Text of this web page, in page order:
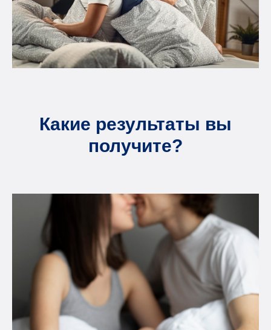
Какие результаты вы
получите?